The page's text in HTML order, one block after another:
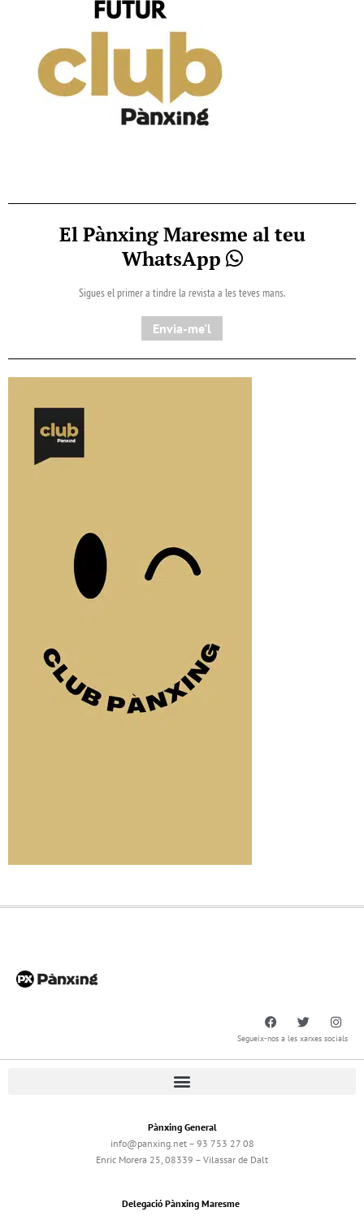
El Pànxing Maresme al teu
WhatsApp
Sigues el primer a tindre la revista a les teves mans.
Envia-me'l
Segueix-nos a les xarxes socials
Pànxing General
info@panxing.net – 93 753 27 08
Enric Morera 25, 08339 – Vilassar de Dalt
Delegació Pànxing Maresme